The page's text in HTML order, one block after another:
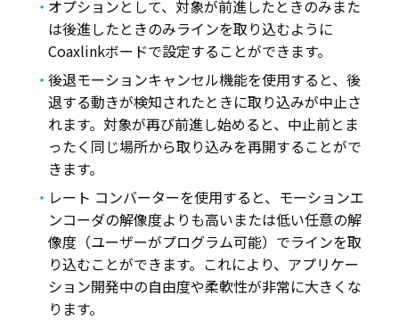
オプションとして、対象が前進したときのみまた
は後進したときのみラインを取り込むように
Coaxlinkボードで設定することができます。
後退モーションキャンセル機能を使用すると、後
退する動きが検知されたときに取り込みが中止さ
れます。対象が再び前進し始めると、中止前とま
ったく同じ場所から取り込みを再開することがで
きます。
レート コンバーターを使用すると、モーションエ
ンコーダの解像度よりも高いまたは低い任意の解
像度（ユーザーがプログラム可能）でラインを取
り込むことができます。これにより、アプリケー
ション開発中の自由度や柔軟性が非常に大きくな
ります。